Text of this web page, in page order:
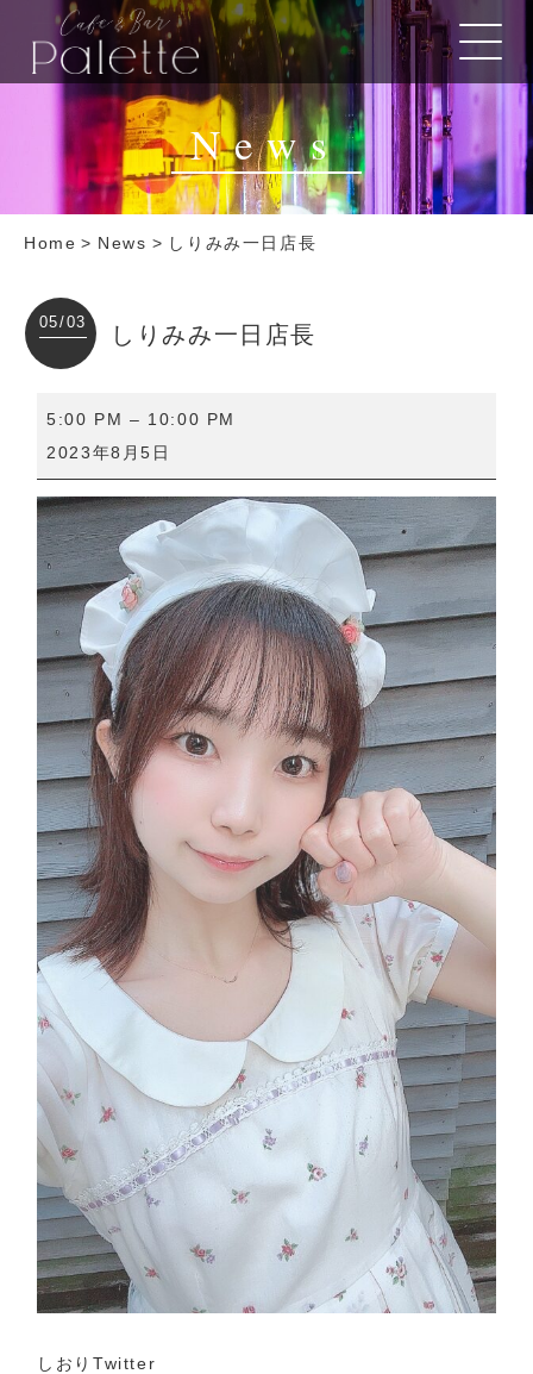
News
Home > News > しりみみ一日店長
05/03 しりみみ一日店長
み
み
一
日
店
5:00 PM – 10:00 PM
2023年8月5日
しおりTwitter